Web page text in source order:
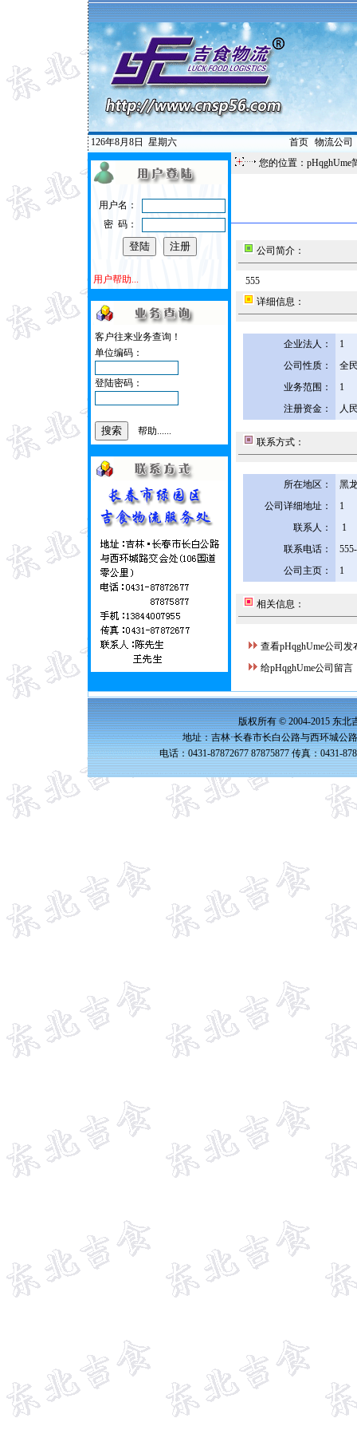
126年8月8日 星期六 首页| 物流公司
用户名：
密 码：
用户帮助...
客户往来业务查询！
单位编码：
登陆密码：
帮助......
您的位置：pHqghUme
公司简介：
555
详细信息：
企业法人：
1
公司性质：
全
业务范围：
1
注册资金：
人
联系方式：
所在地区：
黑
公司详细地址：
1
联系人：
1
联系电话：
公司主页：
1
相关信息：
查看pHqghUme公司发
给pHqghUme公司留言
版权所有 © 2004-2015 东北
地址：吉林·长春市长白公路与西环城公
电话：0431-87872677 87875877 传真：0431-